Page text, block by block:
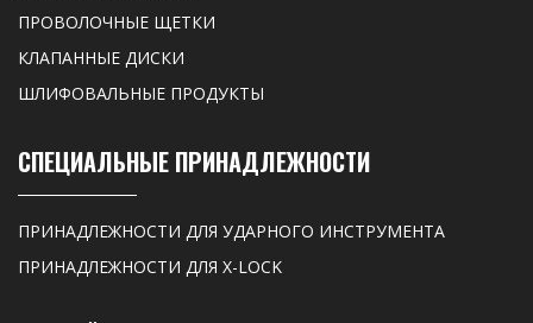
ПРОВОЛОЧНЫЕ ЩЕТКИ
КЛАПАННЫЕ ДИСКИ
ШЛИФОВАЛЬНЫЕ ПРОДУКТЫ
СПЕЦИАЛЬНЫЕ ПРИНАДЛЕЖНОСТИ
ПРИНАДЛЕЖНОСТИ ДЛЯ УДАРНОГО ИНСТРУМЕНТА
ПРИНАДЛЕЖНОСТИ ДЛЯ X-LOCK